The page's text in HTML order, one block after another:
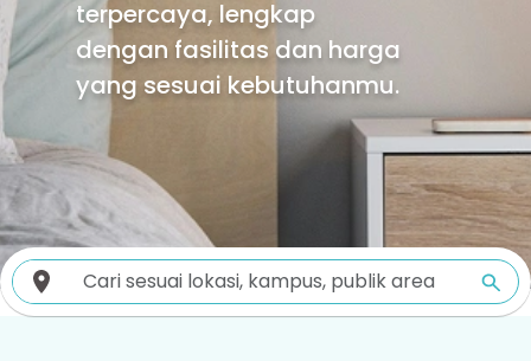
terpercaya, lengkap
dengan fasilitas dan harga
yang sesuai kebutuhanmu.